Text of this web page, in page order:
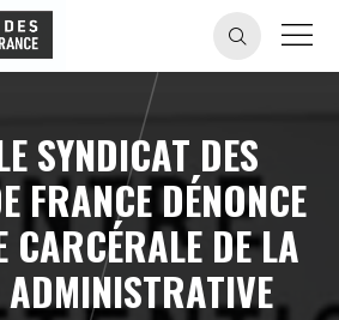
SYNDICAT DES
FRANCE DÉNONCE
CARCÉRALE DE LA
ADMINISTRATIVE